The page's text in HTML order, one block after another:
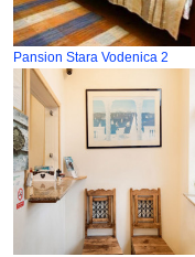
Pansion Stara Vodenica 2